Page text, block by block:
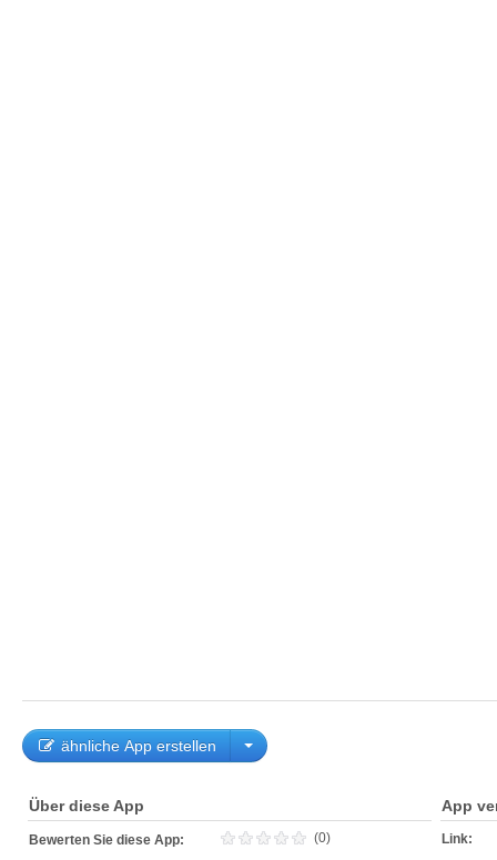
ähnliche App erstellen
Über diese App
Bewerten Sie diese App: (0)
App
Link: